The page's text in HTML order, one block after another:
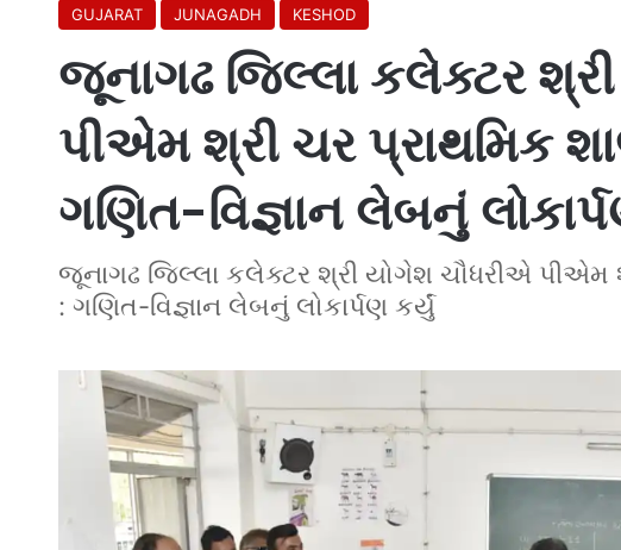
GUJARAT JUNAGADH KESHOD
જૂનાગઢ જિલ્લા કલેક્ટર
પીએમ શ્રી ચર પ્રાથમિક
ગણિત-વિજ્ઞાન લેબનું
જૂનાગઢ જિલ્લા કલેક્ટર શ્રી યોગેશ ચૌધરીએ પીએમ
: ગણિત-વિજ્ઞાન લેબનું લોકાર્પણ કર્યું